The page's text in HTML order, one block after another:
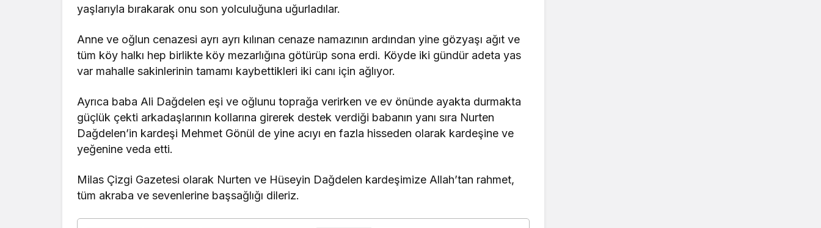
yaşlarıyla bırakarak onu son yolculuğuna uğurladılar.
Anne ve oğlun cenazesi ayrı ayrı kılınan cenaze namazının ardından yine gözyaşı ağıt ve
tüm köy halkı hep birlikte köy mezarlığına götürüp sona erdi. Köyde iki gündür adeta yas
var mahalle sakinlerinin tamamı kaybettikleri iki canı için ağlıyor.
Ayrıca baba Ali Dağdelen eşi ve oğlunu toprağa verirken ve ev önünde ayakta durmakta
güçlük çekti arkadaşlarının kollarına girerek destek verdiği babanın yanı sıra Nurten
Dağdelen’in kardeşi Mehmet Gönül de yine acıyı en fazla hisseden olarak kardeşine ve
yeğenine veda etti.
Milas Çizgi Gazetesi olarak Nurten ve Hüseyin Dağdelen kardeşimize Allah’tan rahmet,
tüm akraba ve sevenlerine başsağlığı dileriz.